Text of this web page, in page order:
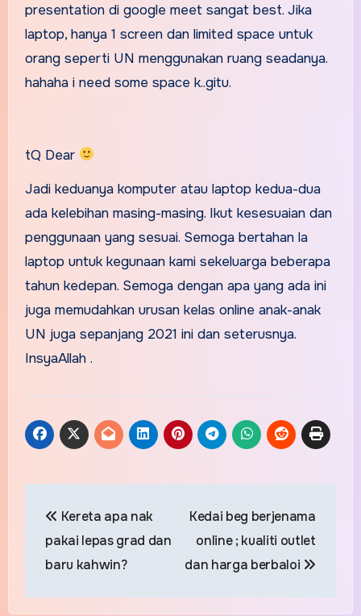
presentation di google meet sangat best. Jika
laptop, hanya 1 screen dan limited space untuk
orang seperti UN menggunakan ruang seadanya.
hahaha i need some space k..gitu.
tQ Dear
Jadi keduanya komputer atau laptop kedua-dua
ada kelebihan masing-masing. Ikut kesesuaian dan
penggunaan yang sesuai. Semoga bertahan la
laptop untuk kegunaan kami sekeluarga beberapa
tahun kedepan. Semoga dengan apa yang ada ini
juga memudahkan urusan kelas online anak-anak
UN juga sepanjang 2021 ini dan seterusnya.
InsyaAllah .
navigation
Kereta apa nak
pakai lepas grad dan
baru kahwin?
Kedai beg berjenama
online ; kualiti outlet
dan harga berbaloi